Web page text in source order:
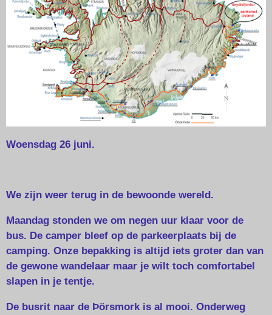
Woensdag 26 juni.
We zijn weer terug in de bewoonde wereld.
Maandag stonden we om negen uur klaar voor de
bus. De camper bleef op de parkeerplaats bij de
camping. Onze bepakking is altijd iets groter dan van
de gewone wandelaar maar je wilt toch comfortabel
slapen in je tentje.
De busrit naar de Þörsmork is al mooi. Onderweg